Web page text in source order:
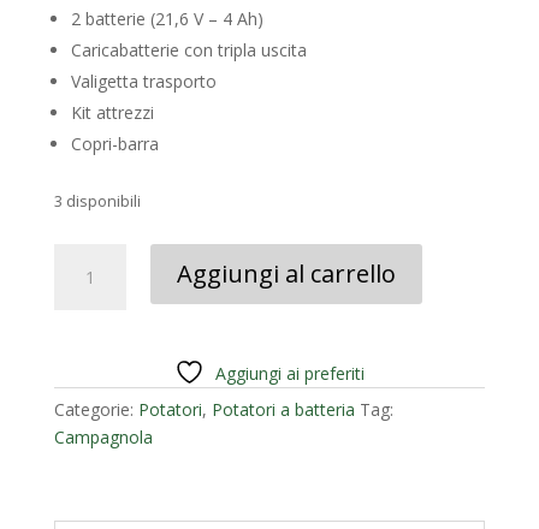
2 batterie (21,6 V – 4 Ah)
Caricabatterie con tripla uscita
Valigetta trasporto
Kit attrezzi
Copri-barra
3 disponibili
CAMPAGNOLA
quantità
Aggiungi al carrello
Aggiungi ai preferiti
Categorie: Potatori, Potatori a batteria Tag:
Campagnola